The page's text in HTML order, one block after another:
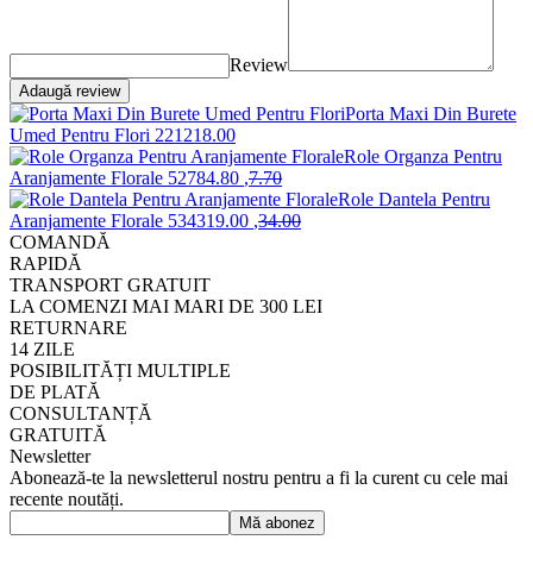
Review
Adaugă review
Porta Maxi Din Burete
Umed Pentru Flori 221218.00
Role Organza Pentru
Aranjamente Florale 52784.80 ,7.70
Role Dantela Pentru
Aranjamente Florale 534319.00 ,34.00
COMANDĂ
RAPIDĂ
TRANSPORT GRATUIT
LA COMENZI MAI MARI DE 300 LEI
RETURNARE
14 ZILE
POSIBILITĂȚI MULTIPLE
DE PLATĂ
CONSULTANȚĂ
GRATUITĂ
Newsletter
Abonează-te la newsletterul nostru pentru a fi la curent cu cele mai
recente noutăți.
Mă abonez